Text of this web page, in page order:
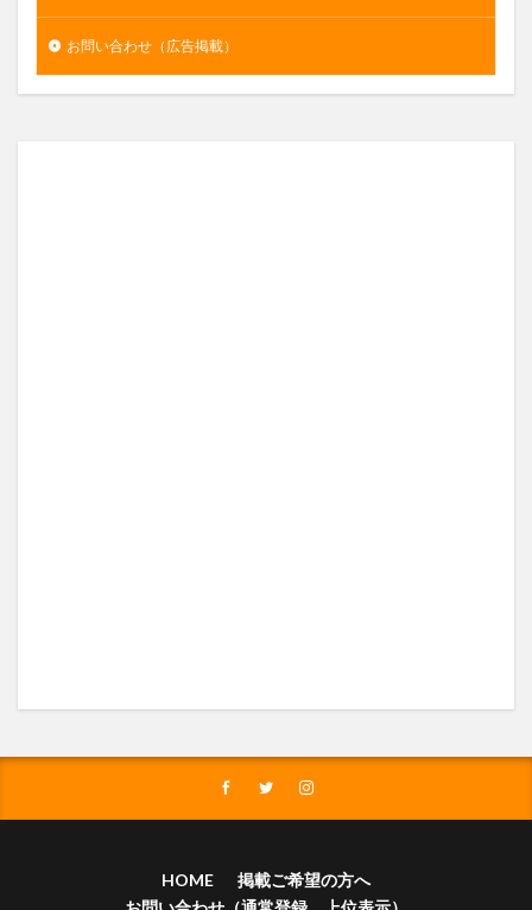
お問い合わせ（広告掲載）
HOME
掲載ご希望の方へ